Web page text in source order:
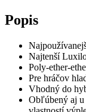
Popis
Najtenší
Poly-ether-
Pre hráčov
Vhodný do
Obľúbený aj u